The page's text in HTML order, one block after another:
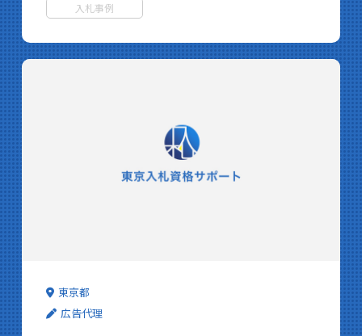
入札事例
東京都
広告代理